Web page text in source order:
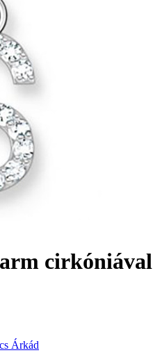
cirkóniával
Árkád